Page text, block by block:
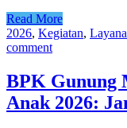
Read More
2026, Kegiatan,
comment
BPK Gunung
Anak 2026: